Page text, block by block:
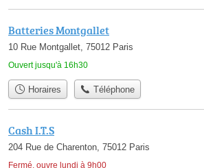
Batteries Montgallet
10 Rue Montgallet, 75012 Paris
Ouvert jusqu'à 16h30
Horaires Téléphone
Cash I.T.S
204 Rue de Charenton, 75012 Paris
Fermé, ouvre lundi à 9h00